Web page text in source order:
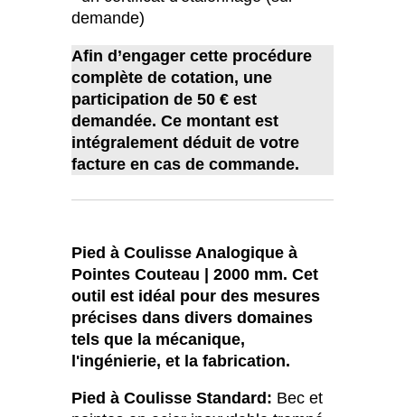
demande)
Afin d’engager cette procédure
complète de cotation, une
participation de 50 € est
demandée. Ce montant est
intégralement déduit de votre
facture en cas de commande.
Pied à Coulisse Analogique à
Pointes Couteau | 2000 mm. Cet
outil est idéal pour des mesures
précises dans divers domaines
tels que la mécanique,
l'ingénierie, et la fabrication.
Pied à Coulisse Standard: Bec et